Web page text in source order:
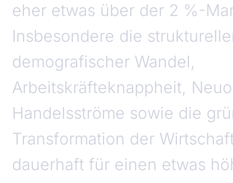
eher etwas über der 2 %-
Insbesondere die
demografischer Wandel,
Arbeitskräfteknappheit,
Handelsströme sowie die
Transformation der
dauerhaft für einen etwas